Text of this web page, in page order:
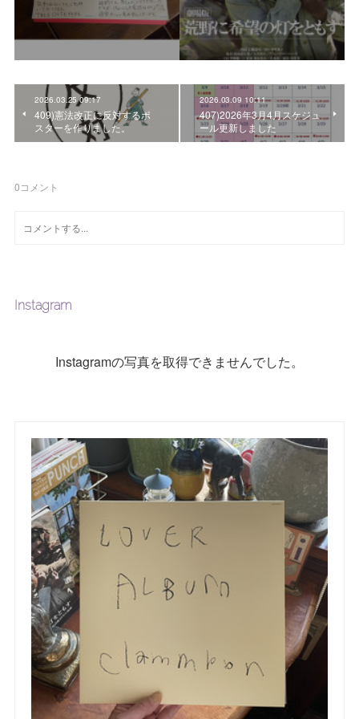
2026.03.25 09:17
409)憲法改正に反対するポ
スターを作りました。
2026.03.09 10:11
407)2026年3月4月スケジュ
ール更新しました
0コメント
Instagram
Instagramの写真を取得できませんでした。